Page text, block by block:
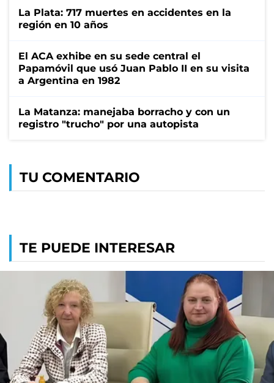
La Plata: 717 muertes en accidentes en la
región en 10 años
El ACA exhibe en su sede central el
Papamóvil que usó Juan Pablo II en su visita
a Argentina en 1982
La Matanza: manejaba borracho y con un
registro "trucho" por una autopista
TU COMENTARIO
TE PUEDE INTERESAR